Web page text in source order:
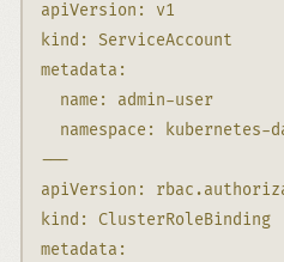
apiVersion: v1
kind: ServiceAccount
metadata:
  name: admin-user
namespace: kubernetes-
---
apiVersion:
kind: ClusterRoleBinding
metadata: